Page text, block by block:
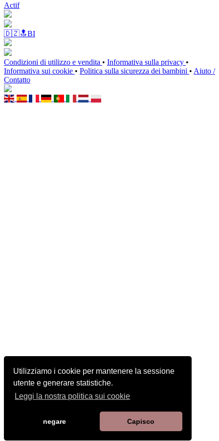
Utilizziamo i cookie per mantenere la sessione
utente e generare statistiche.
Leggi la nostra politica sui cookie
negare Capisco
Actif
🇩🇿🔝BI
Condizioni di utilizzo e vendita • Informativa sulla privacy •
Informativa sui cookie • Politica sulla sicurezza dei bambini • Aiuto /
Contatto